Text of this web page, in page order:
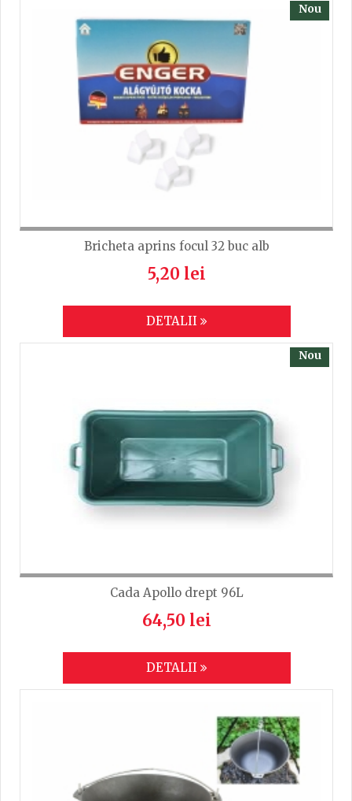
Nou
Bricheta aprins focul 32 buc alb
5,20 lei
DETALII
Nou
Cada Apollo drept 96L
64,50 lei
DETALII